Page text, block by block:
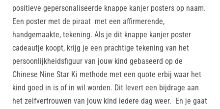
positieve gepersonaliseerde knappe kanjer posters op naam.
Een poster met de piraat met een affirmerende,
handgemaakte, tekening. Als je dit knappe kanjer poster
cadeautje koopt, krijg je een prachtige tekening van het
persoonlijkheidsfiguur van jouw kind gebaseerd op de
Chinese Nine Star Ki methode met een quote erbij waar het
kind goed in is of in wil worden. Dit levert een bijdrage aan
het zelfvertrouwen van jouw kind iedere dag weer. En je gaat